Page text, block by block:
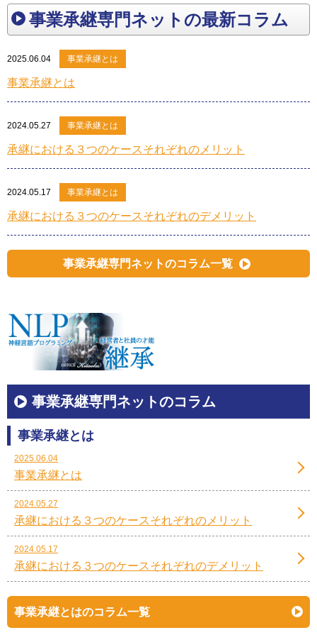
事業承継専門ネットの最新コラム
2025.06.04 事業承継とは
事業承継とは
2024.05.27 事業承継とは
承継における３つのケースそれぞれのメリット
2024.05.17 事業承継とは
承継における３つのケースそれぞれのデメリット
事業承継専門ネットのコラム一覧
事業承継専門ネットのコラム
事業承継とは
2025.06.04
事業承継とは
2024.05.27
承継における３つのケースそれぞれのメリット
2024.05.17
承継における３つのケースそれぞれのデメリット
事業承継とはのコラム一覧